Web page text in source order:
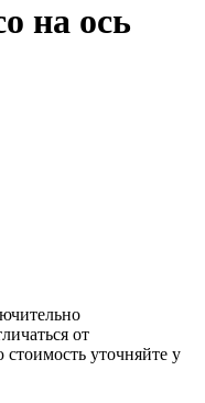
на ось
от
уточняйте у